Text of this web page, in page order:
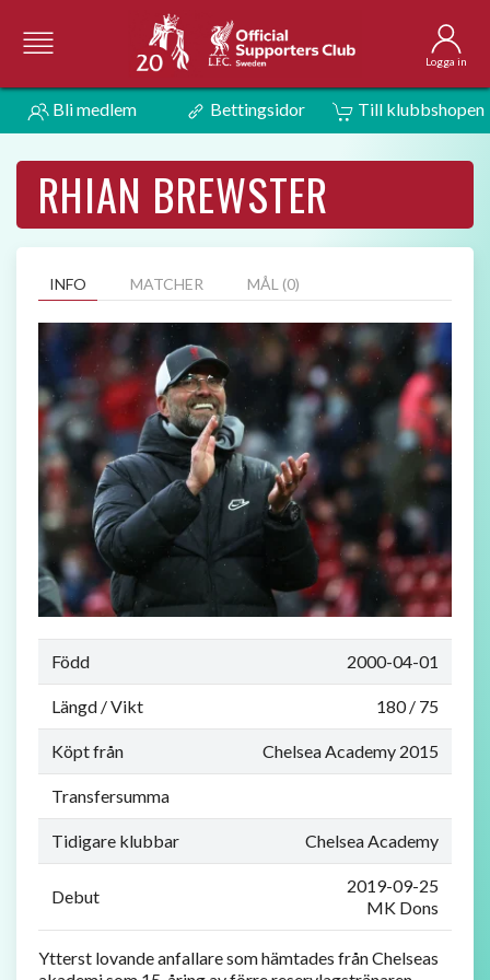
Logga in
Bli medlem Bettingsidor Till klubbshopen
RHIAN BREWSTER
INFO MATCHER MÅL (0)
Född 2000-04-01
Längd / Vikt 180 / 75
Köpt från Chelsea Academy 2015
Transfersumma
Tidigare klubbar Chelsea Academy
Debut
2019-09-25
MK Dons
Ytterst lovande anfallare som hämtades från Chelseas